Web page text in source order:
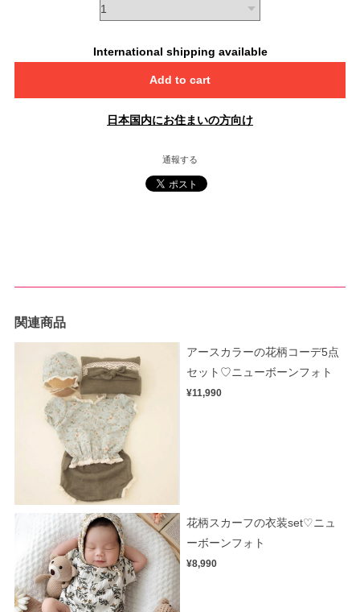
International shipping available
Add to cart
日本国内にお住まいの方向け
通報する
関連商品
アースカラーの花柄コーデ5点
セット♡ニューボーンフォト
¥11,990
花柄スカーフの衣装set♡ニュ
ーボーンフォト
¥8,990